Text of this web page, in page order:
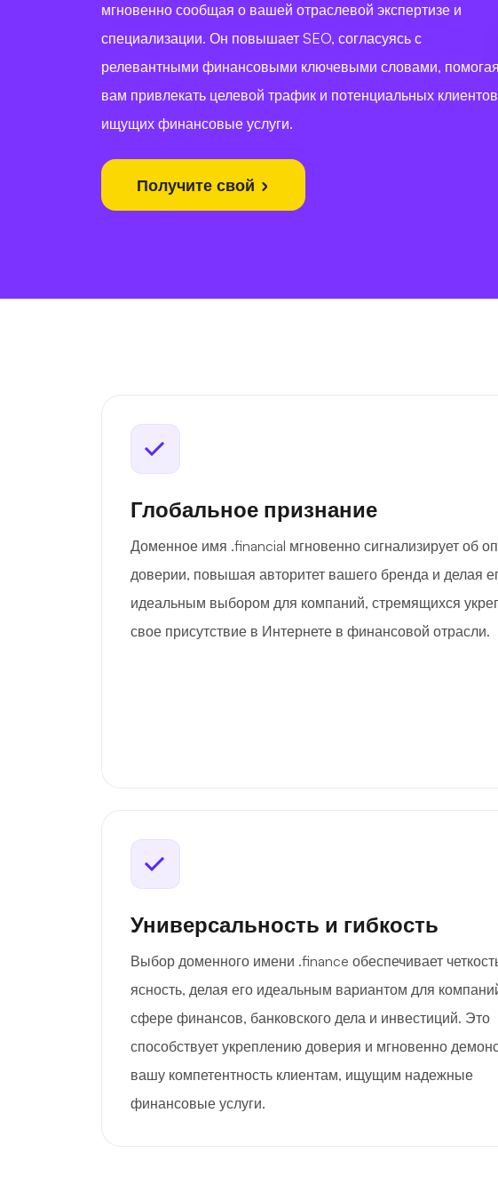
мгновенно сообщая о вашей отраслевой экспертизе и
специализации. Он повышает SEO, согласуясь с
релевантными финансовыми ключевыми словами, помогая
вам привлекать целевой трафик и потенциальных
ищущих финансовые услуги.
Получите свой
Глобальное признание
Доменное имя .financial мгновенно сигнализирует об
доверии, повышая авторитет вашего бренда и делая
идеальным выбором для компаний, стремящихся
свое присутствие в Интернете в финансовой отрасли.
Универсальность и гибкость
Выбор доменного имени .finance обеспечивает
ясность, делая его идеальным вариантом для
сфере финансов, банковского дела и инвестиций. Это
способствует укреплению доверия и мгновенно
вашу компетентность клиентам, ищущим надежные
финансовые услуги.